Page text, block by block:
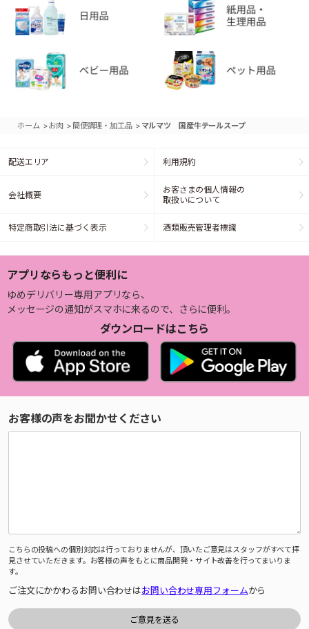
ホーム >お肉 >簡便調理・加工品 > マルマツ 国産牛テールスープ
配送エリア 利用規約
会社概要
お客さまの個人情報の
取扱いについて
特定商取引法に基づく表示 酒類販売管理者標識
アプリならもっと便利に
ゆめデリバリー専用アプリなら、
メッセージの通知がスマホに来るので、さらに便利。
ダウンロードはこちら
お客様の声をお聞かせください
こちらの投稿への個別対応は行っておりませんが、頂いたご意見はスタッフがすべて拝
見させていただきます。お客様の声をもとに商品開発・サイト改善を行ってまいりま
す。
ご注文にかかわるお問い合わせはお問い合わせ専用フォームから